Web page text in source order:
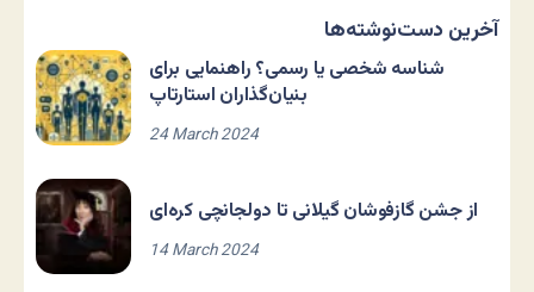
آخرین دست‌نوشته‌ها
شناسه شخصی یا رسمی؟ راهنمایی برای
بنیان‌گذاران استارتاپ
24 March 2024
از جشن گازفوشان گیلانی تا دولجانچی کره‌ای
14 March 2024